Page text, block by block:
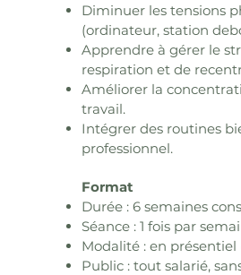
Diminuer les tensions
(ordinateur, station
Apprendre à gérer le
respiration et de
Améliorer la
travail.
Intégrer des routines
professionnel.
Format
Durée : 6 semaines
Séance : 1 fois par
Modalité : en présentiel
Public : tout salarié,